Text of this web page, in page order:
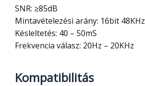
SNR: ≥85dB
Mintavételezési arány: 16bit 48KHz
Késleltetés: 40 – 50mS
Frekvencia válasz: 20Hz – 20KHz
Kompatibilitás